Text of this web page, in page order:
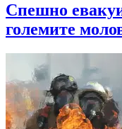
Спешно
големите